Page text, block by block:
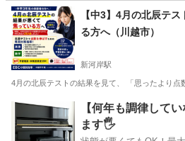
埼玉 ふじみ野市 新河岸駅 受験
【中3】4月の北辰テ
る方へ（川越市）
新河岸駅
4月の北辰テストの結果を見て、 「思ったより
埼玉 川越市 新河岸駅 受験 図形
【何年も調律して
ます🖐️